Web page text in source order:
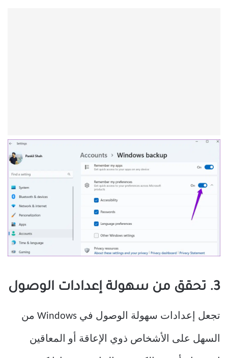
3. تحقق من سهولة إعدادات الوصول
تجعل إعدادات سهولة الوصول في Windows من
السهل على الأشخاص ذوي الإعاقة أو المعاقين